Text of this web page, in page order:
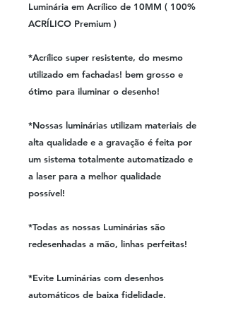
Luminária em Acrílico de 10MM ( 100%
ACRÍLICO Premium )
*Acrílico super resistente, do mesmo
utilizado em fachadas! bem grosso e
ótimo para iluminar o desenho!
*Nossas luminárias utilizam materiais de
alta qualidade e a gravação é feita por
um sistema totalmente automatizado e
a laser para a melhor qualidade
possível!
*Todas as nossas Luminárias são
redesenhadas a mão, linhas perfeitas!
*Evite Luminárias com desenhos
automáticos de baixa fidelidade.